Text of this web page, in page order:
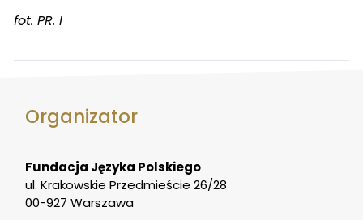
fot. PR. I
Organizator
Fundacja Języka Polskiego
ul. Krakowskie Przedmieście 26/28
00-927 Warszawa